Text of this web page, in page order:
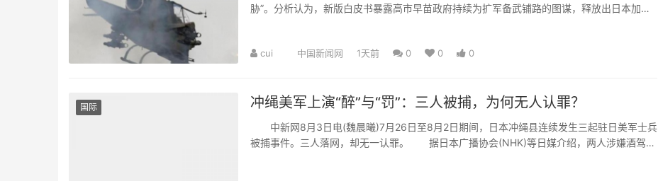
胁”。分析认为，新版白皮书暴露高市早苗政府持续为扩军备武铺路的图谋，释放出日本加速
cui 中国新闻网 1天前 0 0 0
国际 冲绳美军上演“醉”与“罚”：三人被捕，为何无人认罪？
中新网8月3日电(魏晨曦)7月26日至8月2日期间，日本冲绳县连续发生三起驻日美军士兵
被捕事件。三人落网，却无一认罪。 据日本广播协会(NHK)等日媒介绍，两人涉嫌酒驾，